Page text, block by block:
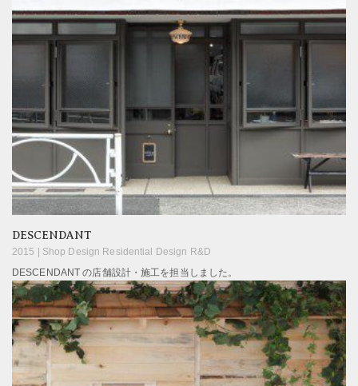
DESCENDANT
2015 | Shop Design Residential Design R&D
DESCENDANT の店舗設計・施工を担当しました。